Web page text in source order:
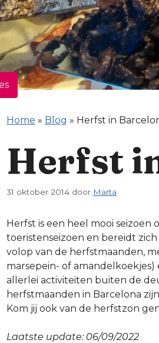
Home » Blog » Herfst in
Herfst
31 oktober 2014 door Marta
Herfst is een heel mooi
toeristenseizoen en bereidt
volop van de herfstmaanden,
marsepein- of
allerlei activiteiten buiten de
herfstmaanden in Barcelona
Kom jij ook van de herfstzon
Laatste update: 06/09/2022